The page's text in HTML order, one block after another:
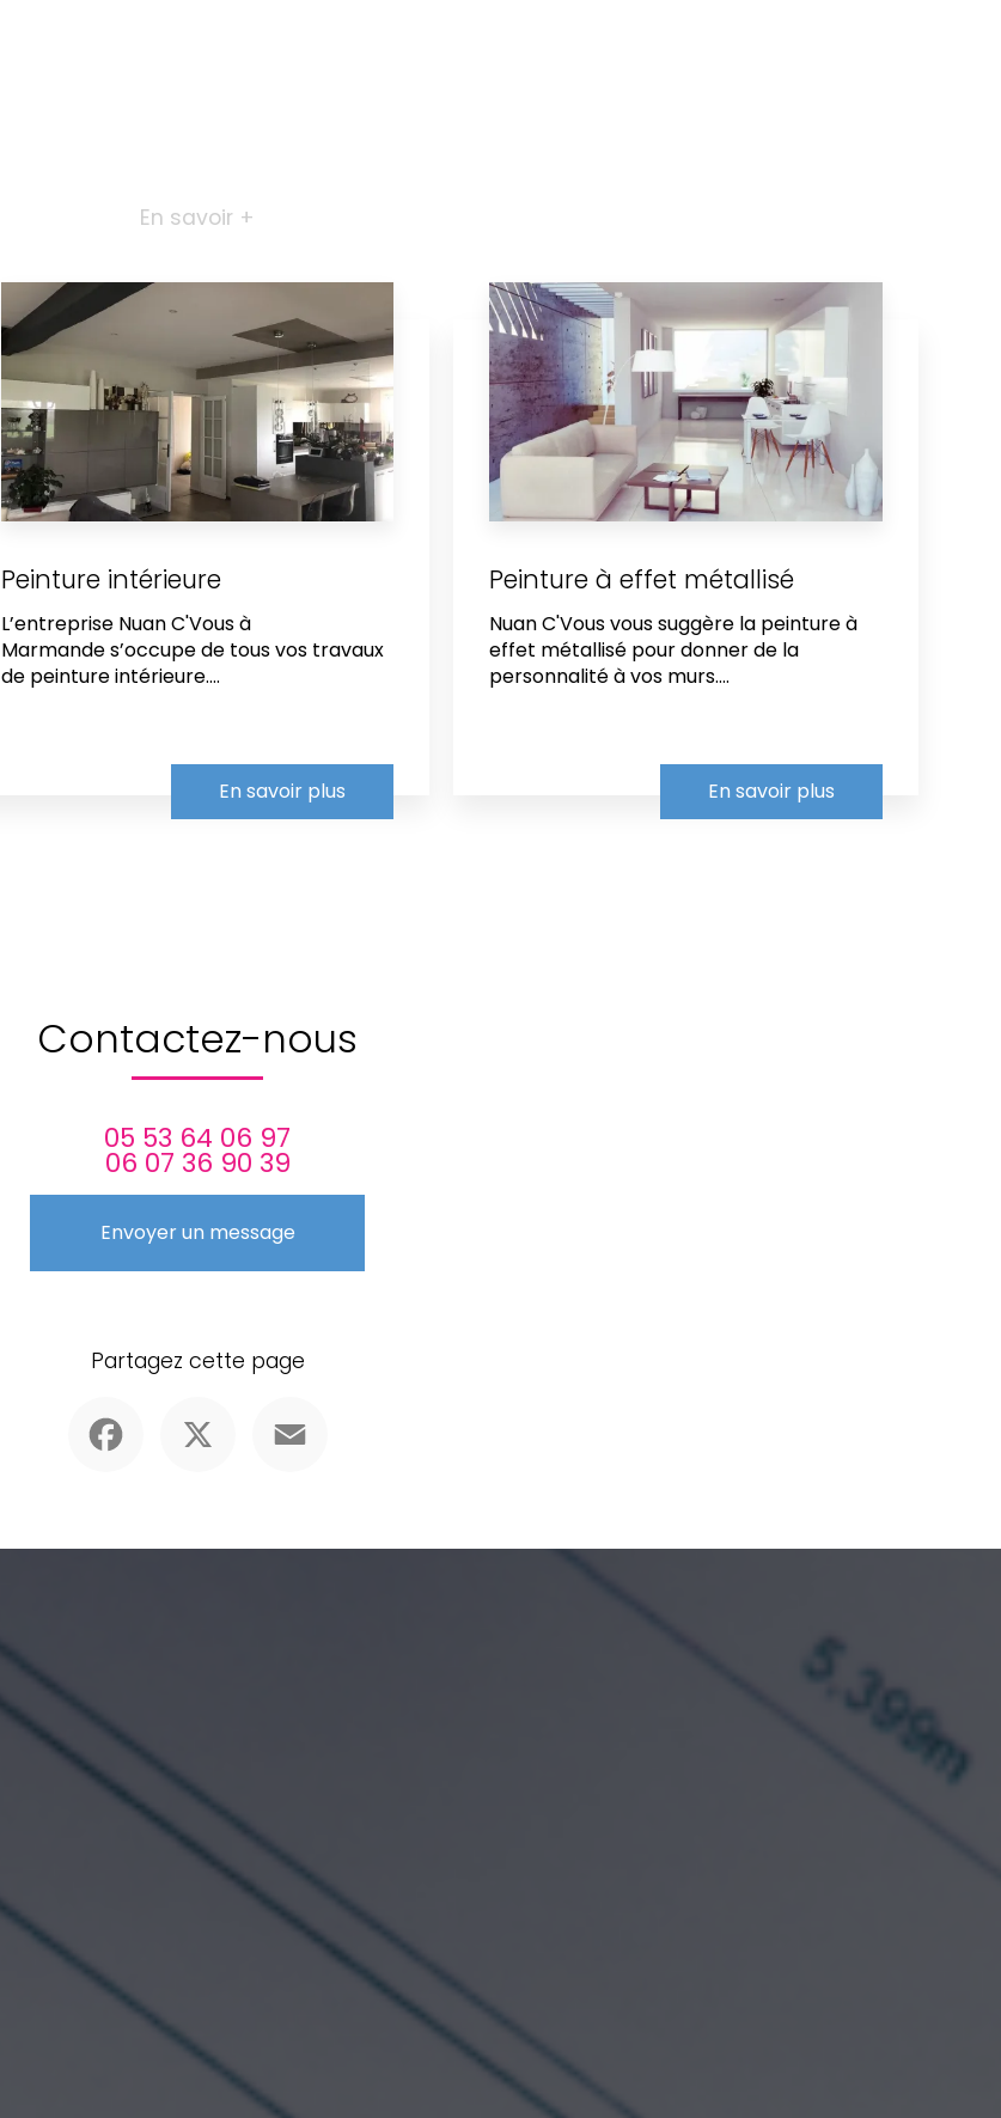
En savoir +
Peinture intérieure
L’entreprise Nuan C'Vous à
Marmande s’occupe de tous vos travaux
de peinture intérieure....
En savoir plus
Peinture à effet métallisé
Nuan C'Vous vous suggère la peinture à
effet métallisé pour donner de la
personnalité à vos murs....
En savoir plus
Contactez-nous
05 53 64 06 97
06 07 36 90 39
Envoyer un message
Partagez cette page